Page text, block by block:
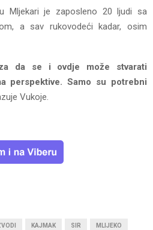
Mljekari je zaposleno 20 ljudi sa
a sav rukovodeći kadar, osim
da se i ovdje može stvarati
perspektive. Samo su potrebni
Vukoje.
KAJMAK SIR MLIJEKO